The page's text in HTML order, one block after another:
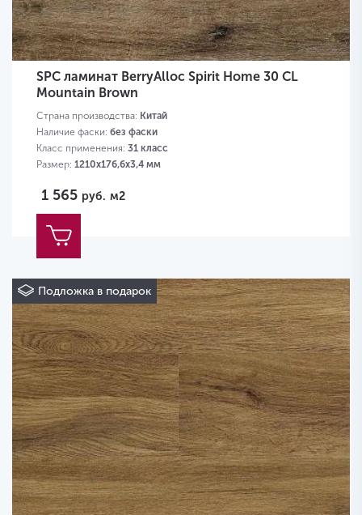
SPC ламинат BerryAlloc Spirit Home 30 CL
Mountain Brown
Страна производства: Китай
Наличие фаски: без фаски
Класс применения: 31 класс
Размер: 1210х176,6х3,4 мм
1 565 руб. м2
Подложка в подарок